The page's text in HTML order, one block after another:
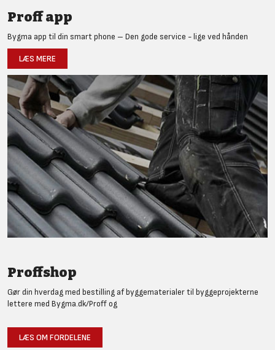
Proff app
Bygma app til din smart phone – Den gode service - lige ved hånden
LÆS MERE
Proffshop
Gør din hverdag med bestilling af byggematerialer til byggeprojekterne
lettere med Bygma.dk/Proff og
LÆS OM FORDELENE